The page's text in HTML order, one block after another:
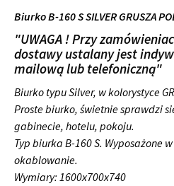
Biurko B-160 S SILVER GRUSZA
"UWAGA ! Przy
dostawy ustalany jest
mailową lub telefoniczną"
Biurko typu Silver, w kolorystyce
Proste biurko, świetnie sprawdzi
gabinecie, hotelu, pokoju.
Typ biurka B-160 S. Wyposażone
okablowanie.
Wymiary: 1600x700x740